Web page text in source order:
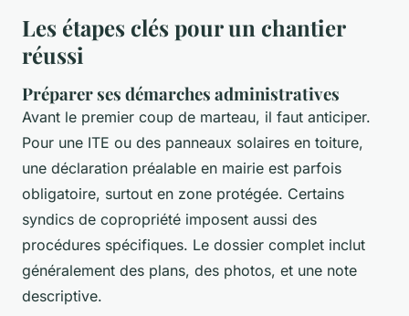
Les étapes clés pour un chantier
réussi
Préparer ses démarches administratives
Avant le premier coup de marteau, il faut anticiper.
Pour une ITE ou des panneaux solaires en toiture,
une déclaration préalable en mairie est parfois
obligatoire, surtout en zone protégée. Certains
syndics de copropriété imposent aussi des
procédures spécifiques. Le dossier complet inclut
généralement des plans, des photos, et une note
descriptive.